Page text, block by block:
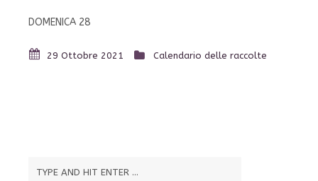
DOMENICA 28
29 Ottobre 2021 Calendario delle raccolte